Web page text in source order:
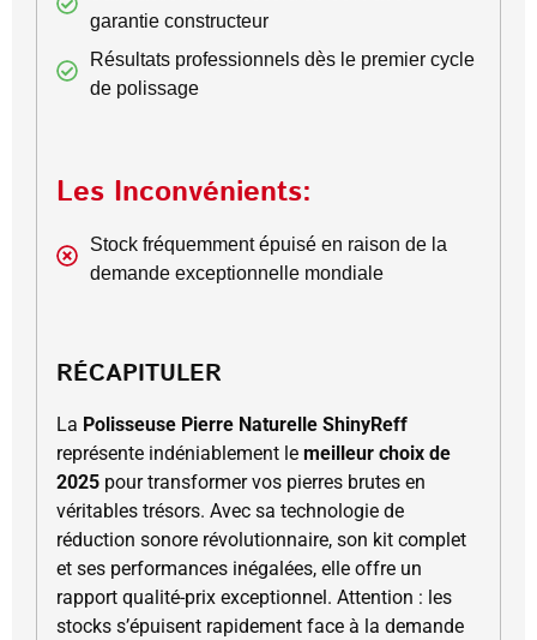
garantie constructeur
Résultats professionnels dès le premier cycle
de polissage
Les Inconvénients:
Stock fréquemment épuisé en raison de la
demande exceptionnelle mondiale
RÉCAPITULER
La Polisseuse Pierre Naturelle ShinyReff
représente indéniablement le meilleur choix de
2025 pour transformer vos pierres brutes en
véritables trésors. Avec sa technologie de
réduction sonore révolutionnaire, son kit complet
et ses performances inégalées, elle offre un
rapport qualité-prix exceptionnel. Attention : les
stocks s’épuisent rapidement face à la demande